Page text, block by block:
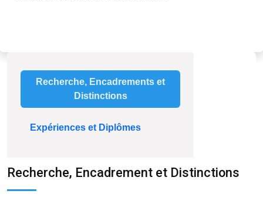
Recherche, Encadrements et
Distinctions
Expériences et Diplômes
Recherche, Encadrement et Distinctions